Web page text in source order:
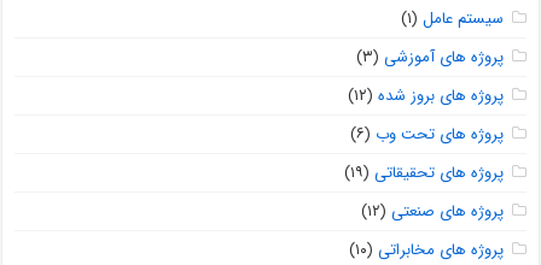
سیستم عامل (۱)
پروژه های آموزشی (۳)
پروژه های بروز شده (۱۲)
پروژه های تحت وب (۶)
پروژه های تحقیقاتی (۱۹)
پروژه های صنعتی (۱۲)
پروژه های مخابراتی (۱۰)